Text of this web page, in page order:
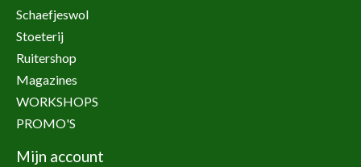
Schaefjeswol
Stoeterij
Ruitershop
Magazines
WORKSHOPS
PROMO'S
Mijn account